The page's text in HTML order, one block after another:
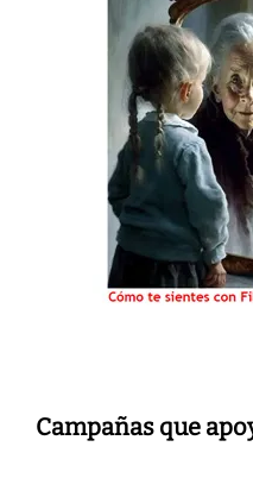
Campañas que